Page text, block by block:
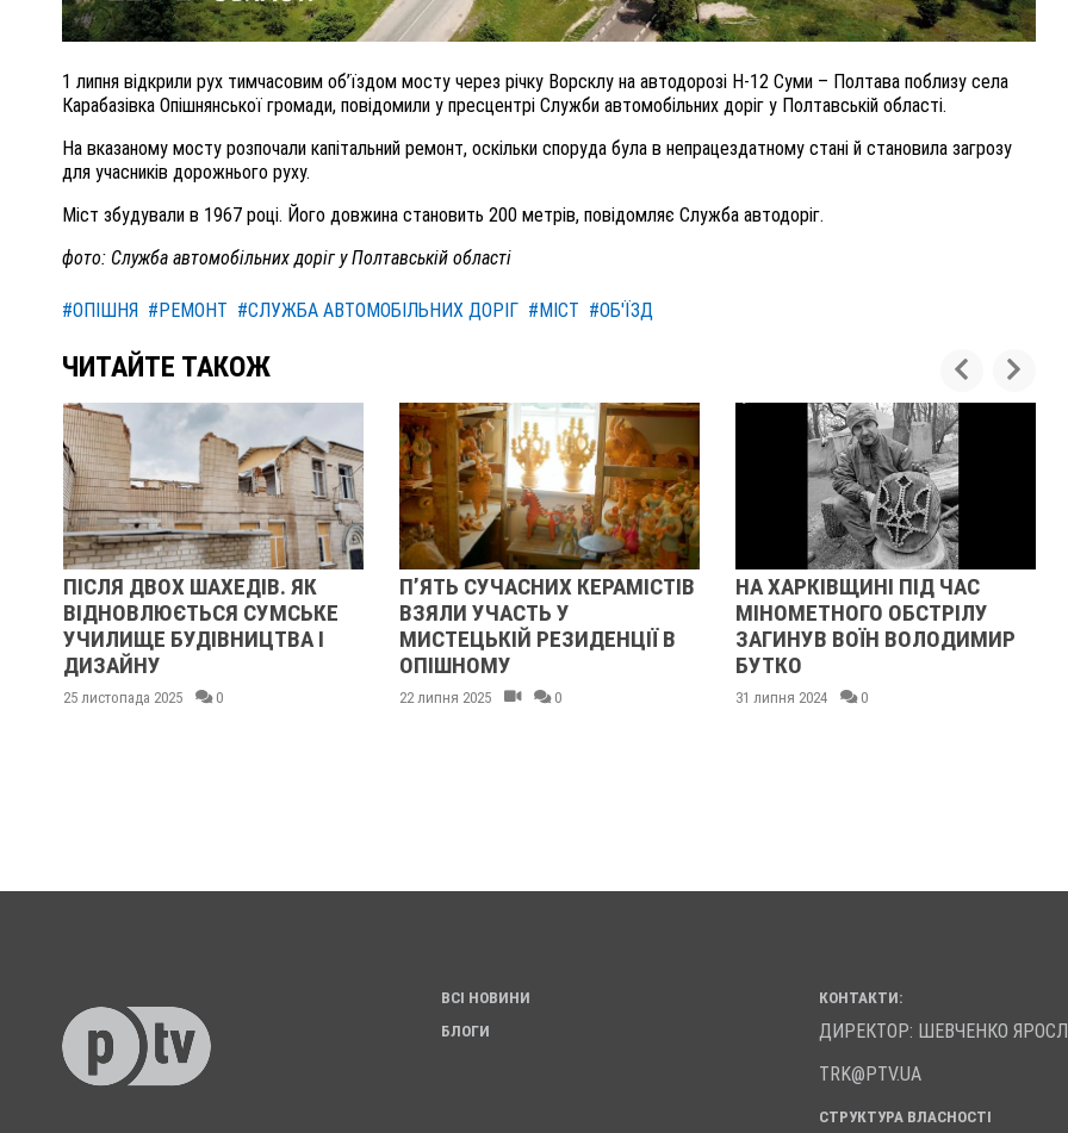
1 липня відкрили рух тимчасовим об’їздом мосту через річку Ворсклу на автодорозі Н-12 Суми – Полтава поблизу села
Карабазівка Опішнянської громади, повідомили у пресцентрі Служби автомобільних доріг у Полтавській області.
На вказаному мосту розпочали капітальний ремонт, оскільки споруда була в непрацездатному стані й становила загрозу
для учасників дорожнього руху.
Міст збудували в 1967 році. Його довжина становить 200 метрів, повідомляє Служба автодоріг.
фото: Служба автомобільних доріг у Полтавській області
#ОПІШНЯ #РЕМОНТ #СЛУЖБА АВТОМОБІЛЬНИХ ДОРІГ #МІСТ #ОБ'ЇЗД
ЧИТАЙТЕ ТАКОЖ
ПІСЛЯ ДВОХ ШАХЕДІВ. ЯК
ВІДНОВЛЮЄТЬСЯ СУМСЬКЕ
УЧИЛИЩЕ БУДІВНИЦТВА І
ДИЗАЙНУ
25 листопада 2025 0
П’ЯТЬ СУЧАСНИХ КЕРАМІСТІВ
ВЗЯЛИ УЧАСТЬ У
МИСТЕЦЬКІЙ РЕЗИДЕНЦІЇ В
ОПІШНОМУ
22 липня 2025 0
НА ХАРКІВЩИНІ ПІД ЧАС
МІНОМЕТНОГО ОБСТРІЛУ
ЗАГИНУВ ВОЇН ВОЛОДИМИР
БУТКО
31 липня 2024 0
ВСІ НОВИНИ
БЛОГИ
КОНТАКТИ:
ДИРЕКТОР: ШЕВЧЕНКО
TRK@PTV.UA
СТРУКТУРА ВЛАСНОСТІ